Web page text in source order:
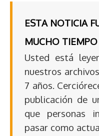
ESTA NOTICIA
MUCHO TIEMPO
Usted está
nuestros
7 años.
publicación de
que personas
pasar como